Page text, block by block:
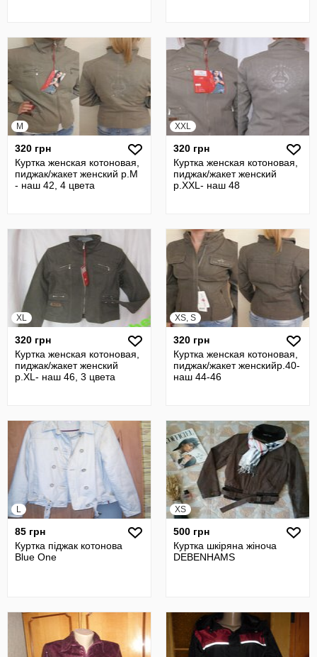
M
320 грн
Куртка женская котоновая,
пиджак/жакет женский р.M
- наш 42, 4 цвета
XXL
320 грн
Куртка женская котоновая,
пиджак/жакет женский
р.XXL- наш 48
XL
320 грн
Куртка женская котоновая,
пиджак/жакет женский
р.XL- наш 46, 3 цвета
XS, S
320 грн
Куртка женская котоновая,
пиджак/жакет женскийр.40-
наш 44-46
L
85 грн
Куртка піджак котонова
Blue One
XS
500 грн
Куртка шкіряна жіноча
DEBENHAMS